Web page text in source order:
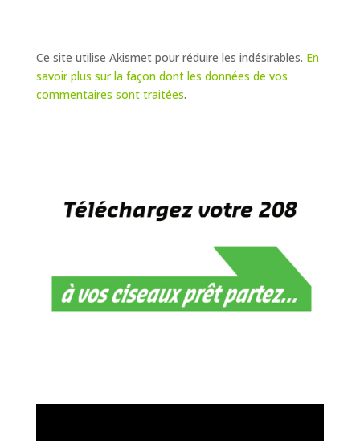
Ce site utilise Akismet pour réduire les indésirables. En
savoir plus sur la façon dont les données de vos
commentaires sont traitées.